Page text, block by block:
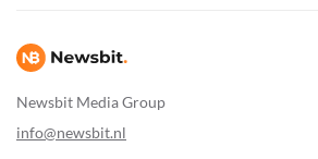
Newsbit Media Group
info@newsbit.nl